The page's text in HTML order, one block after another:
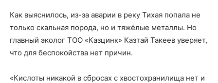
Как выяснилось, из-за аварии в реку Тихая попала не
только скальная порода, но и тяжёлые металлы. Но
главный эколог ТОО «Казцинк» Казтай Такеев уверяет,
что для беспокойства нет причин.
«Кислоты никакой в сбросах с хвостохранилища нет и